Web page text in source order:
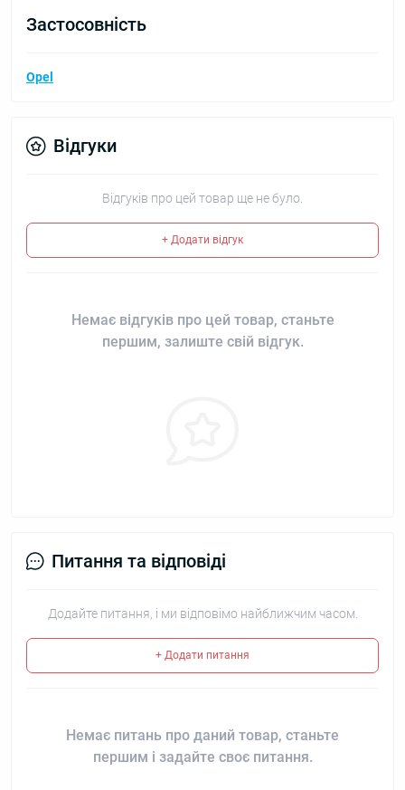
Застосовність
Opel
Відгуки
Відгуків про цей товар ще не було.
+ Додати відгук
Немає відгуків про цей товар, станьте
першим, залиште свій відгук.
Питання та відповіді
Додайте питання, і ми відповімо найближчим часом.
+ Додати питання
Немає питань про даний товар, станьте
першим і задайте своє питання.